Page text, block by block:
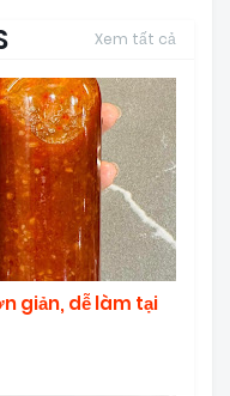
Xem tất cả
giản, dễ làm tại